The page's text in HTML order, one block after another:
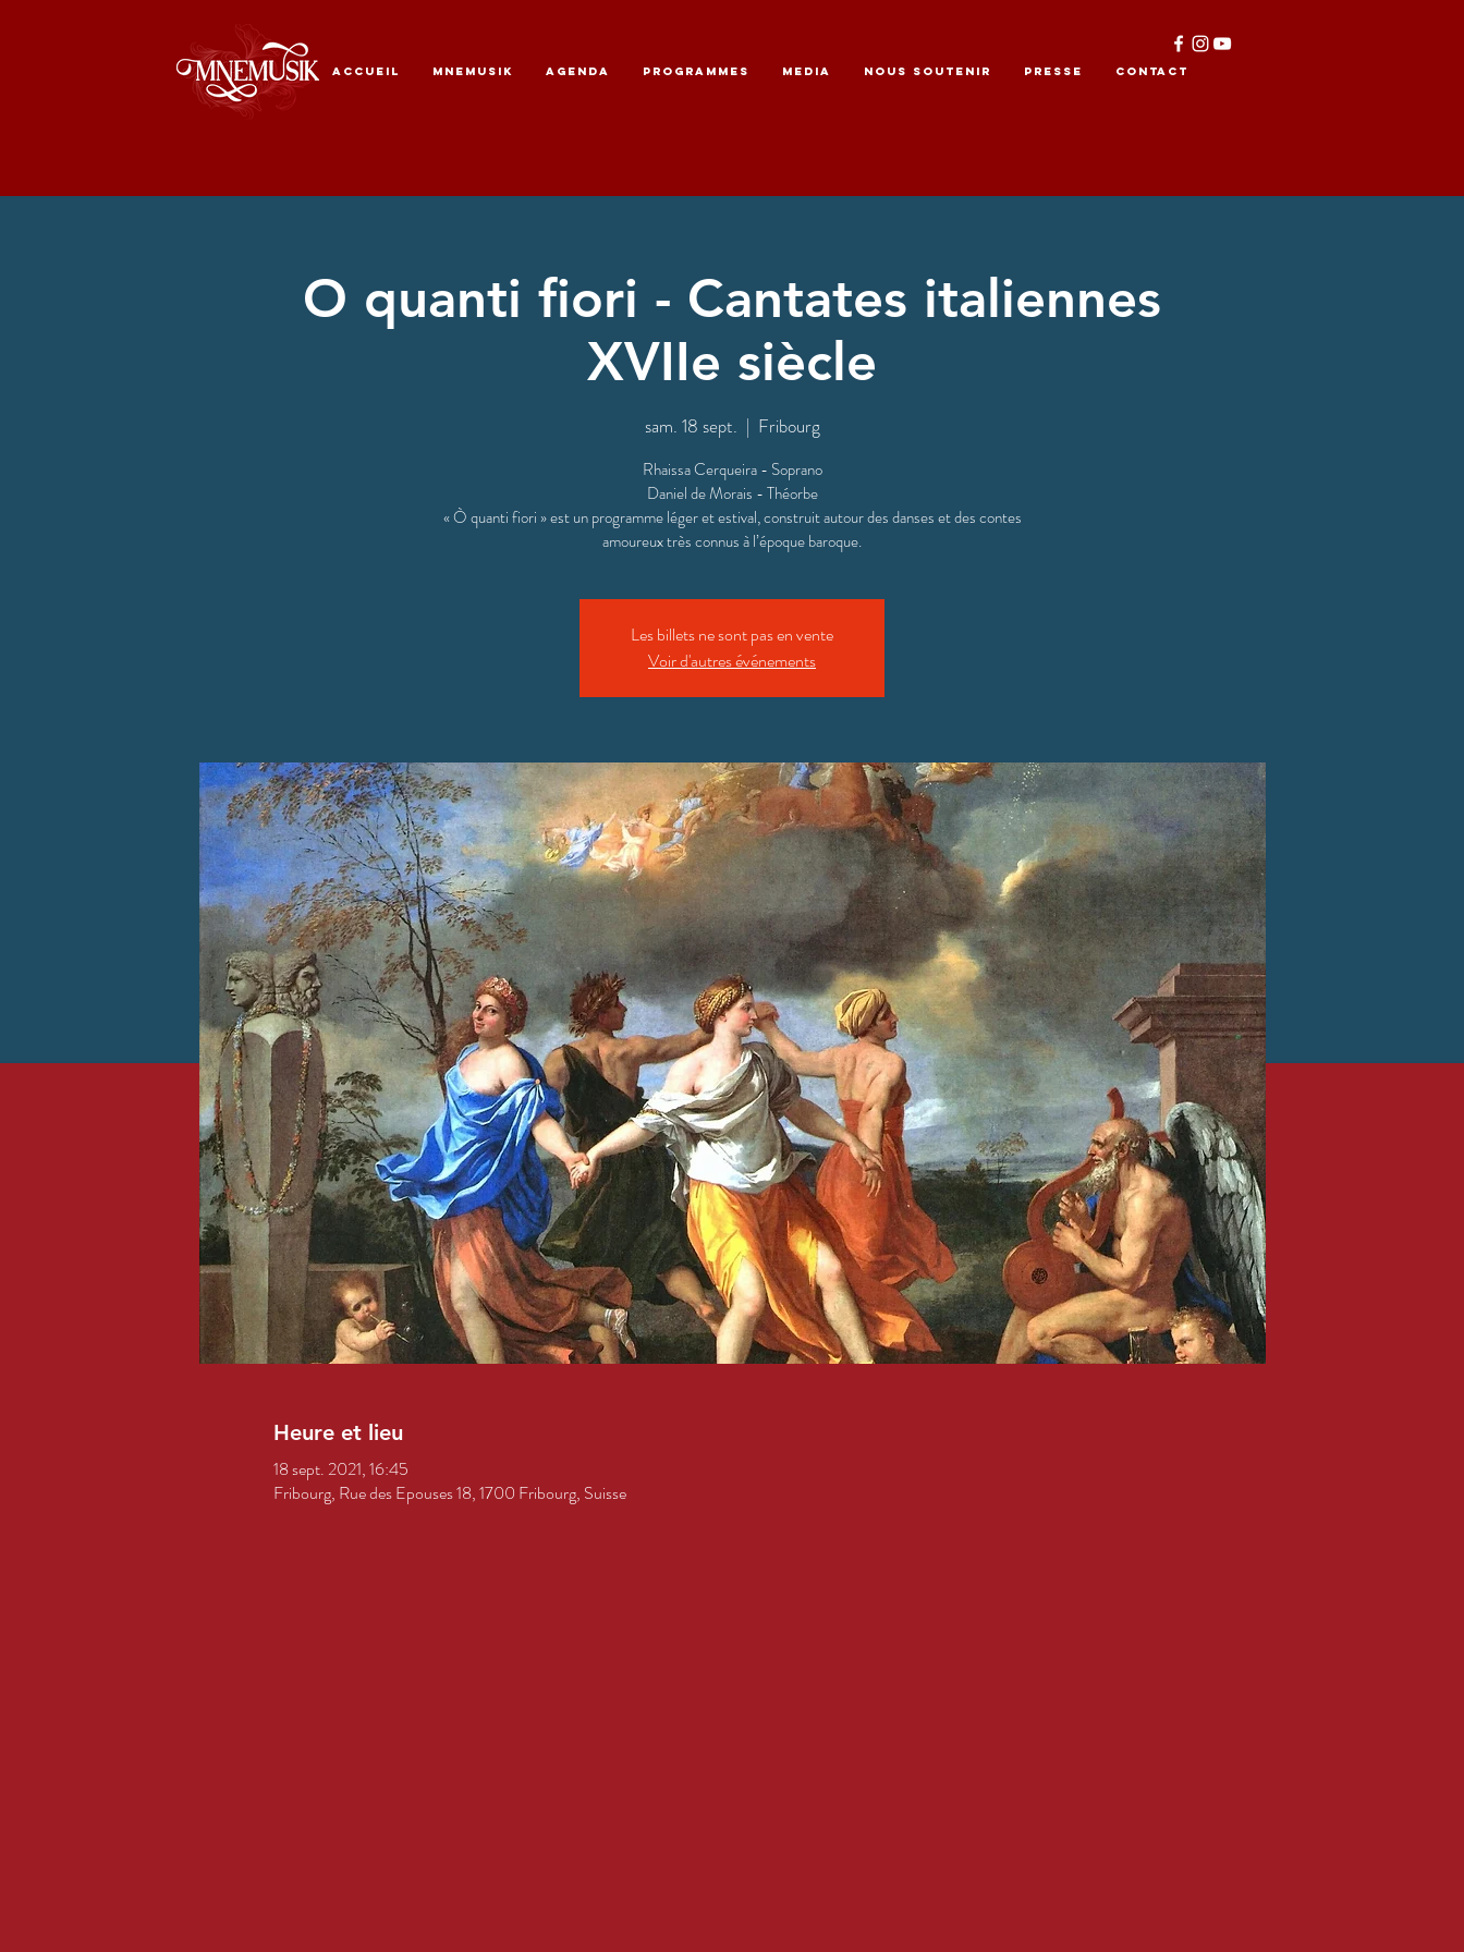
ACCUEIL MNEMUSIK AGENDA PROGRAMMES MEDIA NOUS SOUTENIR PRESSE CONTACT
O quanti fiori - Cantates italiennes
XVIIe siècle
sam. 18 sept.
  |
Fribourg
Rhaissa Cerqueira - Soprano
Daniel de Morais - Théorbe
« Ò quanti fiori » est un programme léger et estival, construit autour des danses et des contes
amoureux très connus à l’époque baroque.
Les billets ne sont pas en vente
Voir d'autres événements
Heure et lieu
18 sept. 2021, 16:45
Fribourg, Rue des Epouses 18, 1700 Fribourg, Suisse